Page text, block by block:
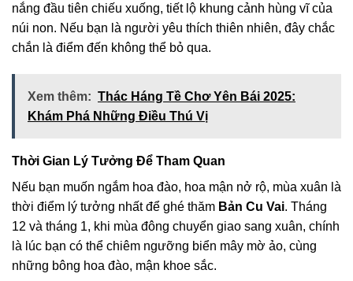
nắng đầu tiên chiếu xuống, tiết lộ khung cảnh hùng vĩ của
núi non. Nếu bạn là người yêu thích thiên nhiên, đây chắc
chắn là điểm đến không thể bỏ qua.
Xem thêm: Thác Háng Tề Chơ Yên Bái 2025:
Khám Phá Những Điều Thú Vị
Thời Gian Lý Tưởng Để Tham Quan
Nếu bạn muốn ngắm hoa đào, hoa mận nở rộ, mùa xuân là
thời điểm lý tưởng nhất để ghé thăm Bản Cu Vai. Tháng
12 và tháng 1, khi mùa đông chuyển giao sang xuân, chính
là lúc bạn có thể chiêm ngưỡng biển mây mờ ảo, cùng
những bông hoa đào, mận khoe sắc.